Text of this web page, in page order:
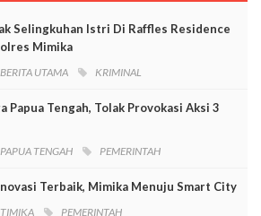
Selingkuhan Istri Di Raffles Residence
Mimika
BERITA UTAMA KRIMINAL
Papua Tengah, Tolak Provokasi Aksi 3
PAPUA TENGAH PEMERINTAH
Terbaik, Mimika Menuju Smart City
TIMIKA PEMERINTAH